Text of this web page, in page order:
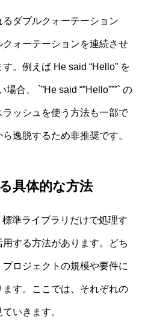
ダブルクォーテーション
ォーテーションを連続させ
。例えば He said “Hello” を
合、 `”He said “”Hello”””` の
ッシュを使う方法も一部で
逸脱するため非推奨です。
具体的な方法
準ライブラリだけで処理す
する方法があります。どち
ロジェクトの規模や要件に
す。ここでは、それぞれの
いきます。